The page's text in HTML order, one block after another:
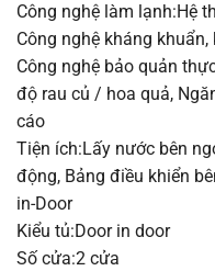
Công nghệ làm lạnh:Hệ
Công nghệ kháng
Công nghệ bảo quản
độ rau củ / hoa quả,
cáo
Tiện ích:Lấy nước bên
động, Bảng điều khiển
in-Door
Kiểu tủ:Door in door
Số cửa:2 cửa